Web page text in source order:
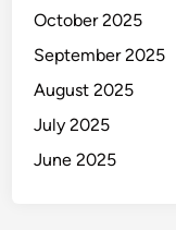
2
.
October 2025
September 2025
August 2025
July 2025
June 2025